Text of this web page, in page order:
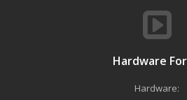
Hardware
Hardware: